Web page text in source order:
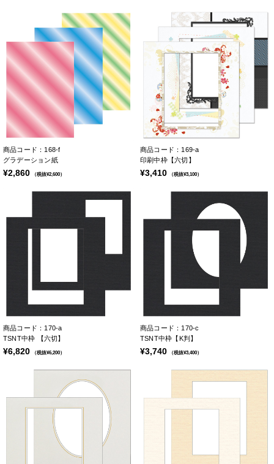
商品コード：168-f
グラデーション紙
¥2,860 （税抜¥2,600）
商品コード：169-a
印刷中枠【六切】
¥3,410 （税抜¥3,100）
商品コード：170-a
TSNT中枠 【六切】
¥6,820 （税抜¥6,200）
商品コード：170-c
TSNT中枠【K判】
¥3,740 （税抜¥3,400）